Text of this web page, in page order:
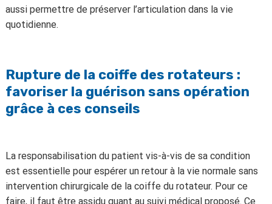
aussi permettre de préserver l’articulation dans la vie
quotidienne.
Rupture de la coiffe des rotateurs :
favoriser la guérison sans opération
grâce à ces conseils
La responsabilisation du patient vis-à-vis de sa condition
est essentielle pour espérer un retour à la vie normale sans
intervention chirurgicale de la coiffe du rotateur. Pour ce
faire, il faut être assidu quant au suivi médical proposé. Ce